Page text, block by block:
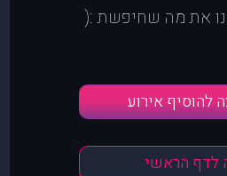
את מה שחיפשת :(
להוסיף אירוע
לדף הראשי